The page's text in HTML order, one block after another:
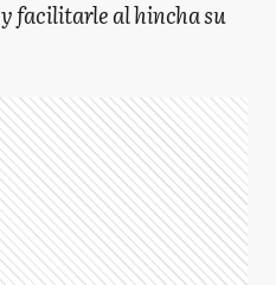
y facilitarle al hincha su